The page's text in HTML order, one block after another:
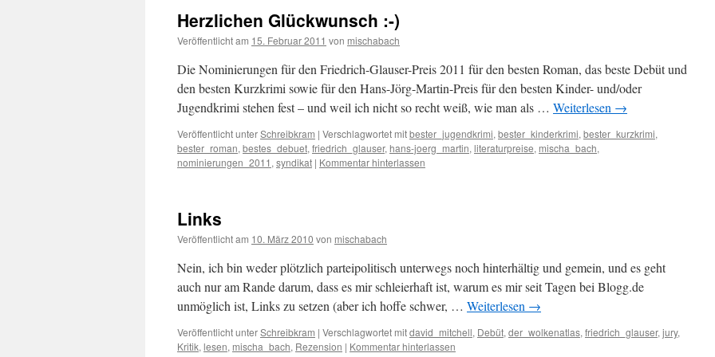
Herzlichen Glückwunsch :-)
Veröffentlicht am 15. Februar 2011 von mischabach
Die Nominierungen für den Friedrich-Glauser-Preis 2011 für den besten Roman, das beste Debüt und
den besten Kurzkrimi sowie für den Hans-Jörg-Martin-Preis für den besten Kinder- und/oder
Jugendkrimi stehen fest – und weil ich nicht so recht weiß, wie man als … Weiterlesen →
Veröffentlicht unterSchreibkram | Verschlagwortet mitbester_jugendkrimi, bester_kinderkrimi, bester_kurzkrimi,
bester_roman, bestes_debuet, friedrich_glauser, hans-joerg_martin, literaturpreise, mischa_bach,
nominierungen_2011 , syndikat | Kommentar hinterlassen
Links
Veröffentlicht am 10. März 2010 von mischabach
Nein, ich bin weder plötzlich parteipolitisch unterwegs noch hinterhältig und gemein, und es geht
auch nur am Rande darum, dass es mir schleierhaft ist, warum es mir seit Tagen bei Blogg.de
unmöglich ist, Links zu setzen (aber ich hoffe schwer, … Weiterlesen →
Veröffentlicht unterSchreibkram | Verschlagwortet mitdavid_mitchell, Debüt, der_wolkenatlas, friedrich_glauser, jury,
Kritik, lesen, mischa_bach, Rezension | Kommentar hinterlassen